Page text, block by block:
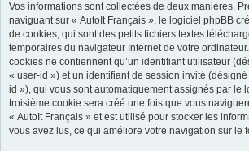
Vos informations sont collectées de deux manières.
naviguant sur « AutoIt Français », le logiciel phpBB
de cookies, qui sont des petits fichiers textes
temporaires du navigateur Internet de votre
cookies ne contiennent qu’un identifiant utilisateur
« user-id ») et un identifiant de session invité
id »), qui vous sont automatiquement assignés par le
troisième cookie sera créé une fois que vous
« AutoIt Français » et est utilisé pour stocker les
vous avez lus, ce qui améliore votre navigation sur le